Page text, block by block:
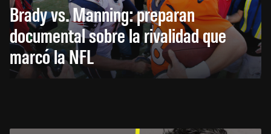
Brady vs. Manning: preparan
documental sobre la rivalidad que
marcó la NFL